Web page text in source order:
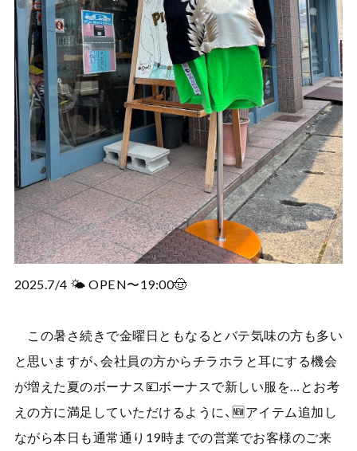
2025.7/4 🌤️ OPEN〜19:00🤠
この暑さ続きで金曜日ともなるとバテ気味の方も多い
と思いますが、会社員の方からチラホラと耳にする機会
が増えた夏のボーナス💴ボーナスで新しい服を…とお考
えの方に満足していただけるように、🆕アイテム追加し
ながら本日も通常通り19時までの営業でお客様のご来